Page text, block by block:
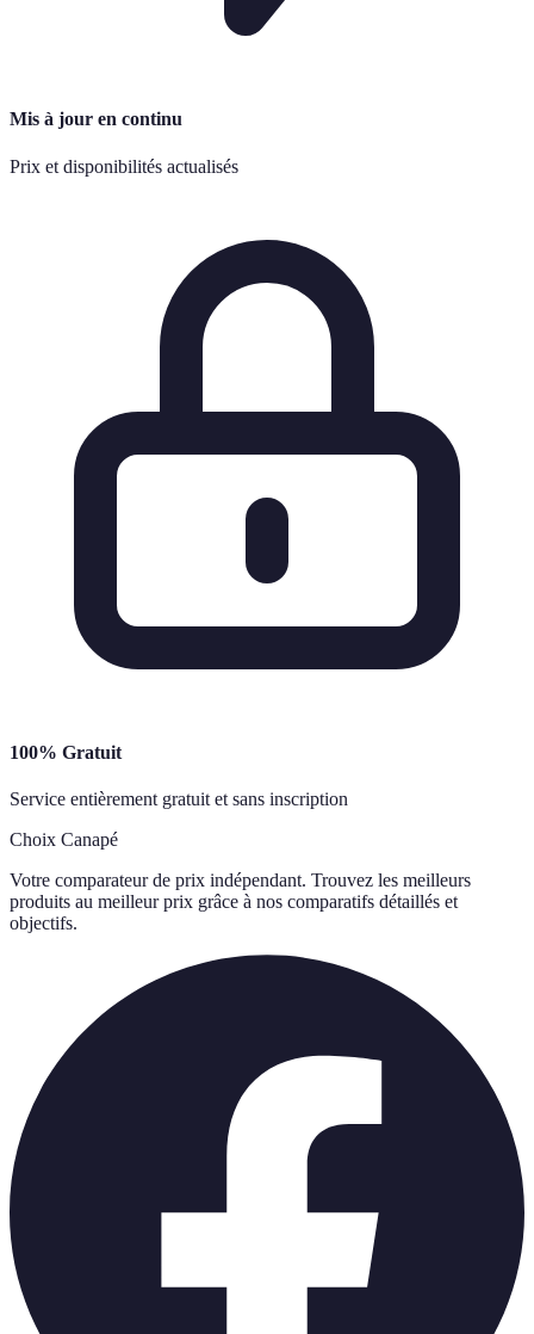
Mis à jour en continu
Prix et disponibilités actualisés
100% Gratuit
Service entièrement gratuit et sans inscription
Choix Canapé
Votre comparateur de prix indépendant. Trouvez les meilleurs
produits au meilleur prix grâce à nos comparatifs détaillés et
objectifs.